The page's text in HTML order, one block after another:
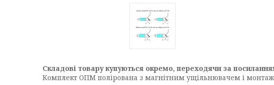
Складові товару купуються окремо, переходячи за
Комплект ОПМ полірована з магнітним ущільнювачем і